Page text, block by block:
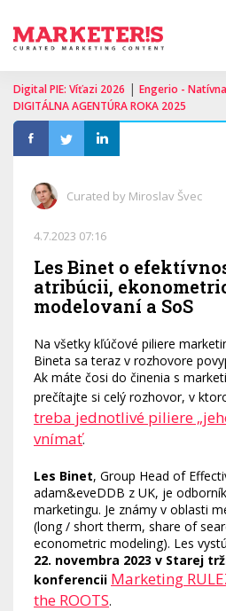
Digital PIE: Víťazi 2026 | Engerio -
DIGITÁLNA AGENTÚRA ROKA 2025
Curated by Miroslav Švec
4.7.2023 07:16
Les Binet o
atribúcii,
modelovaní a SoS
Na všetky kľúčové piliere
Bineta sa teraz v rozhovore
Ak máte čosi do činenia s
prečítajte si celý rozhovor, v
treba jednotlivé piliere
vnímať.
Les Binet, Group Head of
adam&eveDDB z UK, je
marketingu. Je známy v oblasti
(long / short therm, share of
econometric modeling). Les
22. novembra 2023 v Starej
konferencii Marketing
the ROOTS.